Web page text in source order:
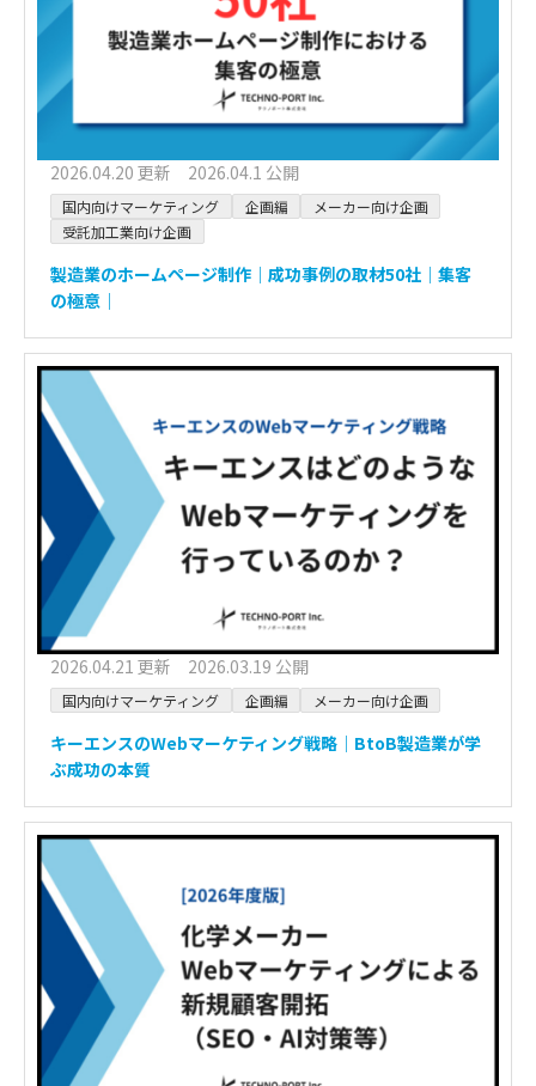
2026.04.20 更新 2026.04.1 公開
国内向けマーケティング 企画編
メーカー向け企画
受託加工業向け企画
製造業のホームページ制作｜成功事例の取材50社｜集客
の極意｜
2026.04.21 更新 2026.03.19 公開
国内向けマーケティング 企画編 メーカー向け企画
キーエンスのWebマーケティング戦略｜BtoB製造業が学
ぶ成功の本質